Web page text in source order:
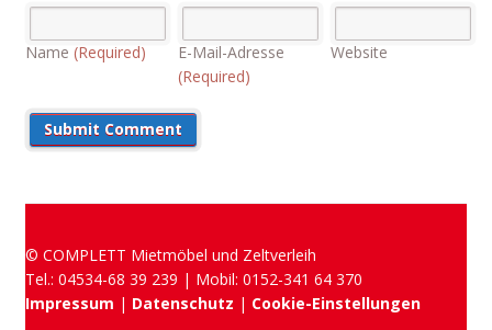
Name (Required)
E-Mail-Adresse
(Required)
Website
© COMPLETT Mietmöbel und Zeltverleih
Tel.: 04534-68 39 239 | Mobil: 0152-341 64 370
Impressum | Datenschutz | Cookie-Einstellungen